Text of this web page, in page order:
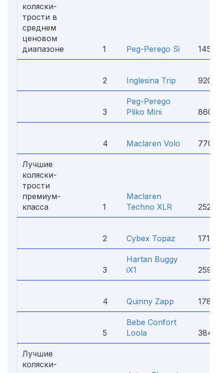
коляски-
трости в
среднем
ценовом
диапазоне
1 Peg-Perego Si
2 Inglesina Trip
3
Peg-Perego
Pliko Mini
4 Maclaren Volo
Лучшие
коляски-
трости
премиум-
класса
1
Maclaren
Techno XLR
2 Cybex Topaz
3
Hartan Buggy
iX1
4 Quinny Zapp
5
Bebe Confort
Loola
Лучшие
коляски-